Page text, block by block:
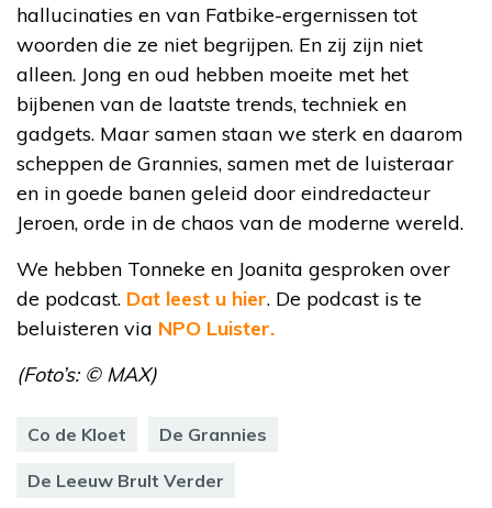
hallucinaties en van Fatbike-ergernissen tot
woorden die ze niet begrijpen. En zij zijn niet
alleen. Jong en oud hebben moeite met het
bijbenen van de laatste trends, techniek en
gadgets. Maar samen staan we sterk en daarom
scheppen de Grannies, samen met de luisteraar
en in goede banen geleid door eindredacteur
Jeroen, orde in de chaos van de moderne wereld.
We hebben Tonneke en Joanita gesproken over
de podcast. Dat leest u hier. De podcast is te
beluisteren via NPO Luister.
(Foto’s: © MAX)
Co de Kloet De Grannies
De Leeuw Brult Verder